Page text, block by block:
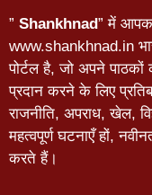
” Shankhnad” में
www.shankhnad.in
पोर्टल है, जो अपने पाठकों
प्रदान करने के लिए
राजनीति, अपराध, खेल,
महत्वपूर्ण घटनाएँ हों,
करते हैं।